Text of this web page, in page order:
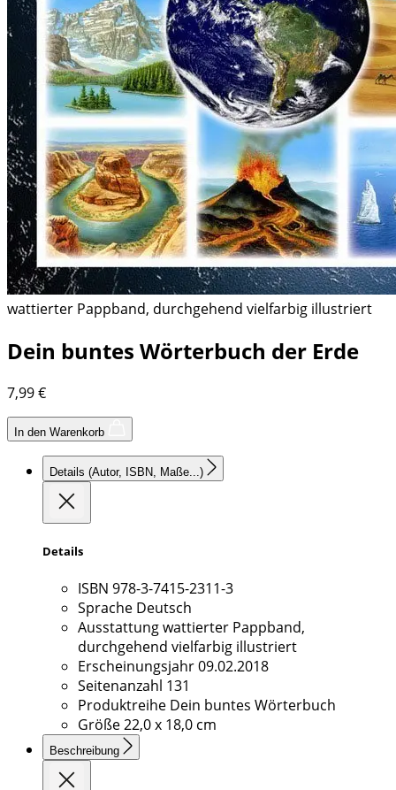
wattierter Pappband, durchgehend vielfarbig illustriert
Dein buntes Wörterbuch der Erde
7,99€
In den Warenkorb
Details (Autor, ISBN, Maße...)
Details
ISBN 978-3-7415-2311-3
Sprache Deutsch
Ausstattungwattierter Pappband,
durchgehend vielfarbig illustriert
Erscheinungsjahr09.02.2018
Seitenanzahl 131
Produktreihe Dein buntes Wörterbuch
Größe22,0 x 18,0 cm
Beschreibung